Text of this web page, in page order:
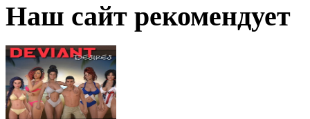
Наш сайт рекомендует